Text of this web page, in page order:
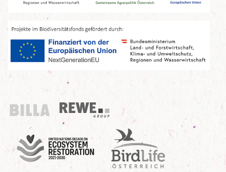
Billa
REWE Group
UN Decade
Birdlife